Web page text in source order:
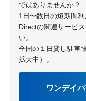
香里西之町
ではありませんか？
1日〜数日の短期間
Directの関連サービ
い。
全国の１日貸し駐車
拡大中）。
ワンデイ